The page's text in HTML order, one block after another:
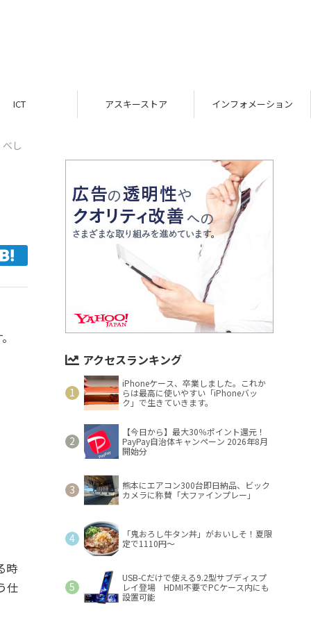
ICT アスキーストア インフォメーション
し
時
仕
アクセスランキング
iPhoneケース、卒業しました。これか
らは最高に使いやすい「iPhoneバッ
ク」で生きていきます。
【今日から】最大30％ポイント還元！
PayPay自治体キャンペーン 2026年8月
開始分
熊本にエアコン300台即日納品、ビック
カメラに称賛「大ファインプレー」
「鬼おろし牛タン丼」がおいしそ！夏限
定で1110円～
USB-Cだけで使える9.2型サブディスプ
レイ登場 HDMI不要でPCケース内にも
設置可能